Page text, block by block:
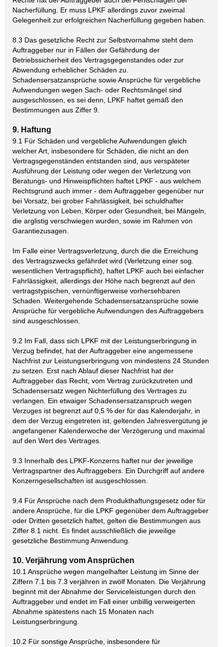
Nacherfüllung. Er muss LPKF allerdings zuvor zweimal
Gelegenheit zur erfolgreichen Nacherfüllung gegeben haben.
8.3 Das gesetzliche Recht zur Selbstvornahme steht dem
Auftraggeber nur in Fällen der Gefährdung der
Betriebssicherheit des Vertragsgegenstandes oder zur
Abwendung erheblicher Schäden zu.
Schadensersatzansprüche sowie Ansprüche für vergebliche
Aufwendungen wegen Sach- oder Rechtsmängel sind
ausgeschlossen, es sei denn, LPKF haftet gemäß den
Bestimmungen aus Ziffer 9.
9. Haftung
9.1 Für Schäden und vergebliche Aufwendungen gleich
welcher Art, insbesondere für Schäden, die nicht an den
Vertragsgegenständen entstanden sind, aus verspäteter
Ausführung der Leistung oder wegen der Verletzung von
Beratungs- und Hinweispflichten haftet LPKF - aus welchem
Rechtsgrund auch immer - dem Auftraggeber gegenüber nur
bei Vorsatz, bei grober Fahrlässigkeit, bei schuldhafter
Verletzung von Leben, Körper oder Gesundheit, bei Mängeln,
die arglistig verschwiegen wurden, sowie im Rahmen von
Garantiezusagen.
Im Falle einer Vertragsverletzung, durch die die Erreichung
des Vertragszwecks gefährdet wird (Verletzung einer sog.
wesentlichen Vertragspflicht), haftet LPKF auch bei einfacher
Fahrlässigkeit, allerdings der Höhe nach begrenzt auf den
vertragstypischen, vernünftigerweise vorhersehbaren
Schaden. Weitergehende Schadensersatzansprüche sowie
Ansprüche für vergebliche Aufwendungen des Auftraggebers
sind ausgeschlossen.
9.2 Im Fall, dass sich LPKF mit der Leistungserbringung in
Verzug befindet, hat der Auftraggeber eine angemessene
Nachfrist zur Leistungserbringung von mindestens 24 Stunden
zu setzen. Erst nach Ablauf dieser Nachfrist hat der
Auftraggeber das Recht, vom Vertrag zurückzutreten und
Schadensersatz wegen Nichterfüllung des Vertrages zu
verlangen. Ein etwaiger Schadensersatzanspruch wegen
Verzuges ist begrenzt auf 0,5 % der für das Kalenderjahr, in
dem der Verzug eingetreten ist, geltenden Jahresvergütung je
angefangener Kalenderwoche der Verzögerung und maximal
auf den Wert des Vertrages.
9.3 Innerhalb des LPKF-Konzerns haftet nur der jeweilige
Vertragspartner des Auftraggebers. Ein Durchgriff auf andere
Konzerngesellschaften ist ausgeschlossen.
9.4 Für Ansprüche nach dem Produkthaftungsgesetz oder für
andere Ansprüche, für die LPKF gegenüber dem Auftraggeber
oder Dritten gesetzlich haftet, gelten die Bestimmungen aus
Ziffer 8.1 nicht. Es findet ausschließlich die jeweilige
gesetzliche Bestimmung Anwendung.
10. Verjährung vom Ansprüchen
10.1 Ansprüche wegen mangelhafter Leistung im Sinne der
Ziffern 7.1 bis 7.3 verjähren in zwölf Monaten. Die Verjährung
beginnt mit der Abnahme der Serviceleistungen durch den
Auftraggeber und endet im Fall einer unbillig verweigerten
Abnahme spätestens nach 15 Monaten nach
Leistungserbringung.
10.2 Für sonstige Ansprüche, insbesondere für